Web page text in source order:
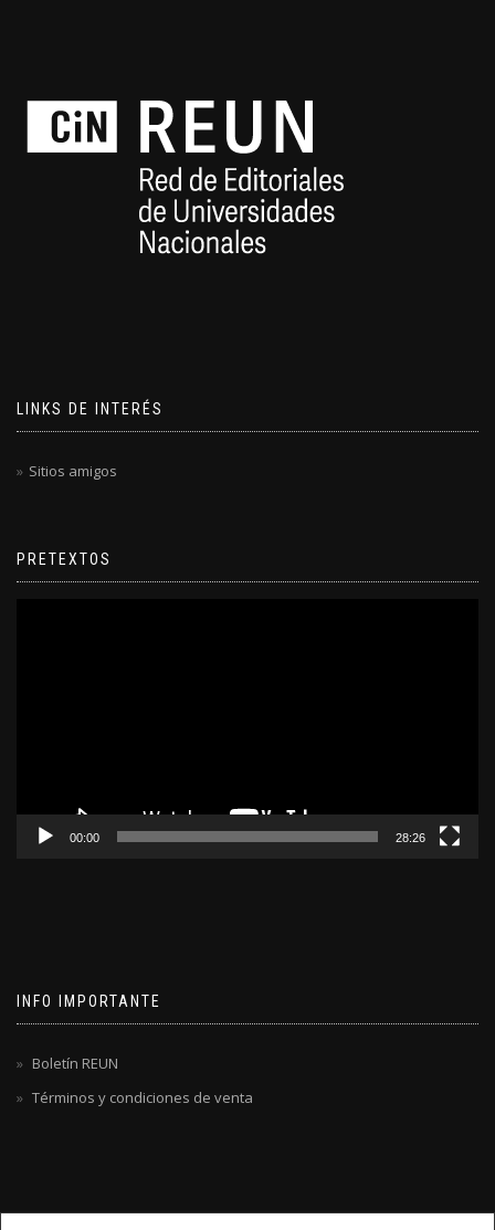
LINKS DE INTERÉS
Sitios amigos
PRETEXTOS
00:00 28:26
INFO IMPORTANTE
Boletín REUN
Términos y condiciones de venta